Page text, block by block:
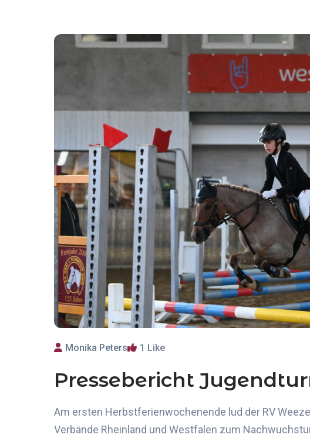
Monika Peters 1 Like
Pressebericht
Am ersten Herbstferienwochenende lud der RV
Verbände Rheinland und Westfalen zum